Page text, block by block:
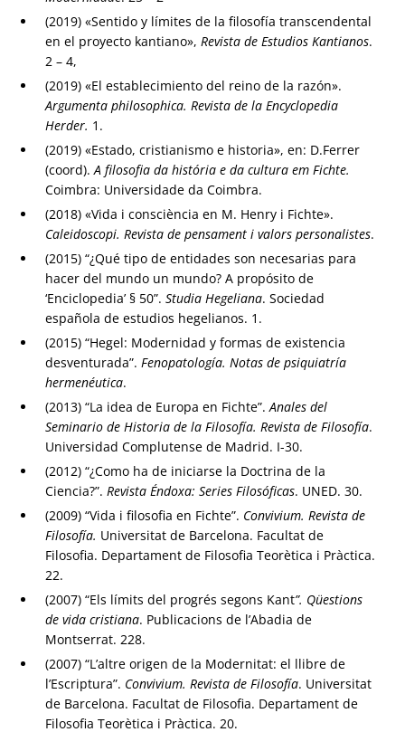
(2019) «Sentido y límites de la filosofía transcendental
en el proyecto kantiano», Revista de Estudios Kantianos.
2 – 4,
(2019) «El establecimiento del reino de la razón».
Argumenta philosophica. Revista de la Encyclopedia
Herder. 1.
(2019) «Estado, cristianismo e historia», en: D.Ferrer
(coord).A filosofia da história e da cultura em Fichte.
Coimbra: Universidade da Coimbra.
(2018) «Vida i consciència en M. Henry i Fichte».
Caleidoscopi. Revista de pensament i valors personalistes.
(2015) “¿Qué tipo de entidades son necesarias para
hacer del mundo un mundo? A propósito de
‘Enciclopedia’ § 50”. Studia Hegeliana. Sociedad
española de estudios hegelianos. 1.
(2015) “Hegel: Modernidad y formas de existencia
desventurada”. Fenopatología. Notas de psiquiatría
hermenéutica.
(2013) “La idea de Europa en Fichte”.Anales del
Seminario de Historia de la Filosofía. Revista de Filosofía.
Universidad Complutense de Madrid. I-30.
(2012) “¿Como ha de iniciarse la Doctrina de la
Ciencia?”. Revista Éndoxa: Series Filosóficas. UNED. 30.
(2009) “Vida i filosofia en Fichte”. Convivium. Revista de
Filosofía. Universitat de Barcelona. Facultat de
Filosofia. Departament de Filosofia Teorètica i Pràctica.
22.
(2007) “Els límits del progrés segons Kant”. Qüestions
de vida cristiana. Publicacions de l’Abadia de
Montserrat. 228.
(2007) “L’altre origen de la Modernitat: el llibre de
l’Escriptura”. Convivium. Revista de Filosofía. Universitat
de Barcelona. Facultat de Filosofia. Departament de
Filosofia Teorètica i Pràctica. 20.